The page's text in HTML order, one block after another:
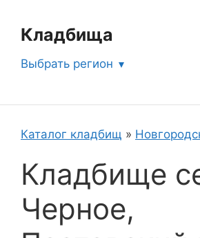
содержимому
Кладбища
Выбрать регион
Каталог кладбищ »
Кладбище
Черное,